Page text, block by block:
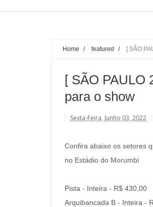
Home / featured / [ SÃO
[ SÃO PAULO
para o show
Sexta-Feira, Junho 03, 2022
Confira abaixo os setores
no Estádio do Morumbi
Pista - Inteira - R$ 430,00
Arquibancada B - Inteira -